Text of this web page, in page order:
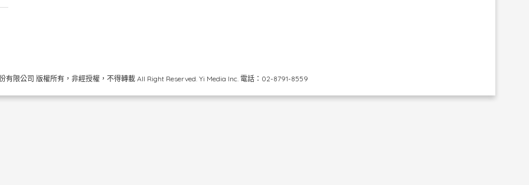
有限公司 版權所有，非經授權，不得轉載 All Right Reserved. Yi Media Inc. 電話：02-8791-8559